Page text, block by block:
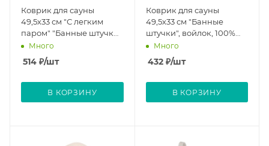
Коврик для сауны
49,5х33 см "С легким
паром" "Банные штучки",
войлок, 100% шерсть
Много
514 ₽/шт
В КОРЗИНУ
Коврик для сауны
49,5х33 см "Банные
штучки", войлок, 100%
шерсть
Много
432₽/шт
В КОРЗИНУ